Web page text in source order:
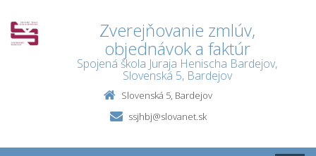
Zverejňovanie zmlúv,
objednávok a faktúr
Spojená škola Juraja Henischa Bardejov,
Slovenská 5, Bardejov
Slovenská 5, Bardejov
ssjhbj@slovanet.sk